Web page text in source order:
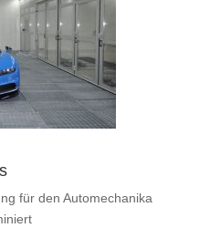
für den Automechanika